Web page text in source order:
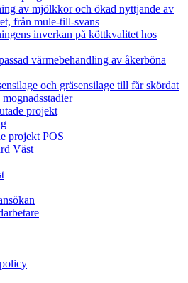
av mjölkkor och ökad nyttjande av
från mule-till-svans
inverkan på köttkvalitet hos
värmebehandling av åkerböna
och gräsensilage till får skördat
projekt
projekt POS
Väst